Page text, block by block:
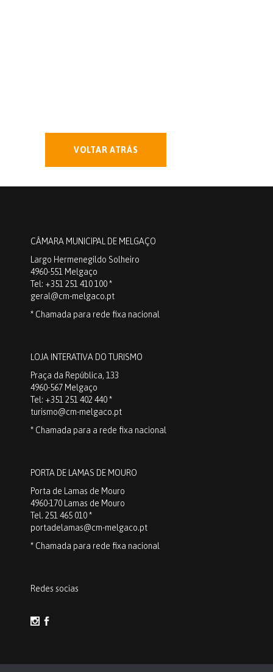
VOLTAR ATRÁS
CÂMARA MUNICIPAL DE MELGAÇO
Largo Hermenegildo Solheiro
4960-551 Melgaço
Tel: +351 251 410 100 *
geral@cm-melgaco.pt
* Chamada para rede fixa nacional
LOJA INTERATIVA DO TURISMO
Praça da República, 133
4960-567 Melgaço
Tel: +351 251 402 440 *
turismo@cm-melgaco.pt
* Chamada para a rede fixa nacional
PORTA DE LAMAS DE MOURO
Porta de Lamas de Mouro
4960-170 Lamas de Mouro
Tel. 251 465 010 *
portadelamas@cm-melgaco.pt
* Chamada para rede fixa nacional
Redes socias